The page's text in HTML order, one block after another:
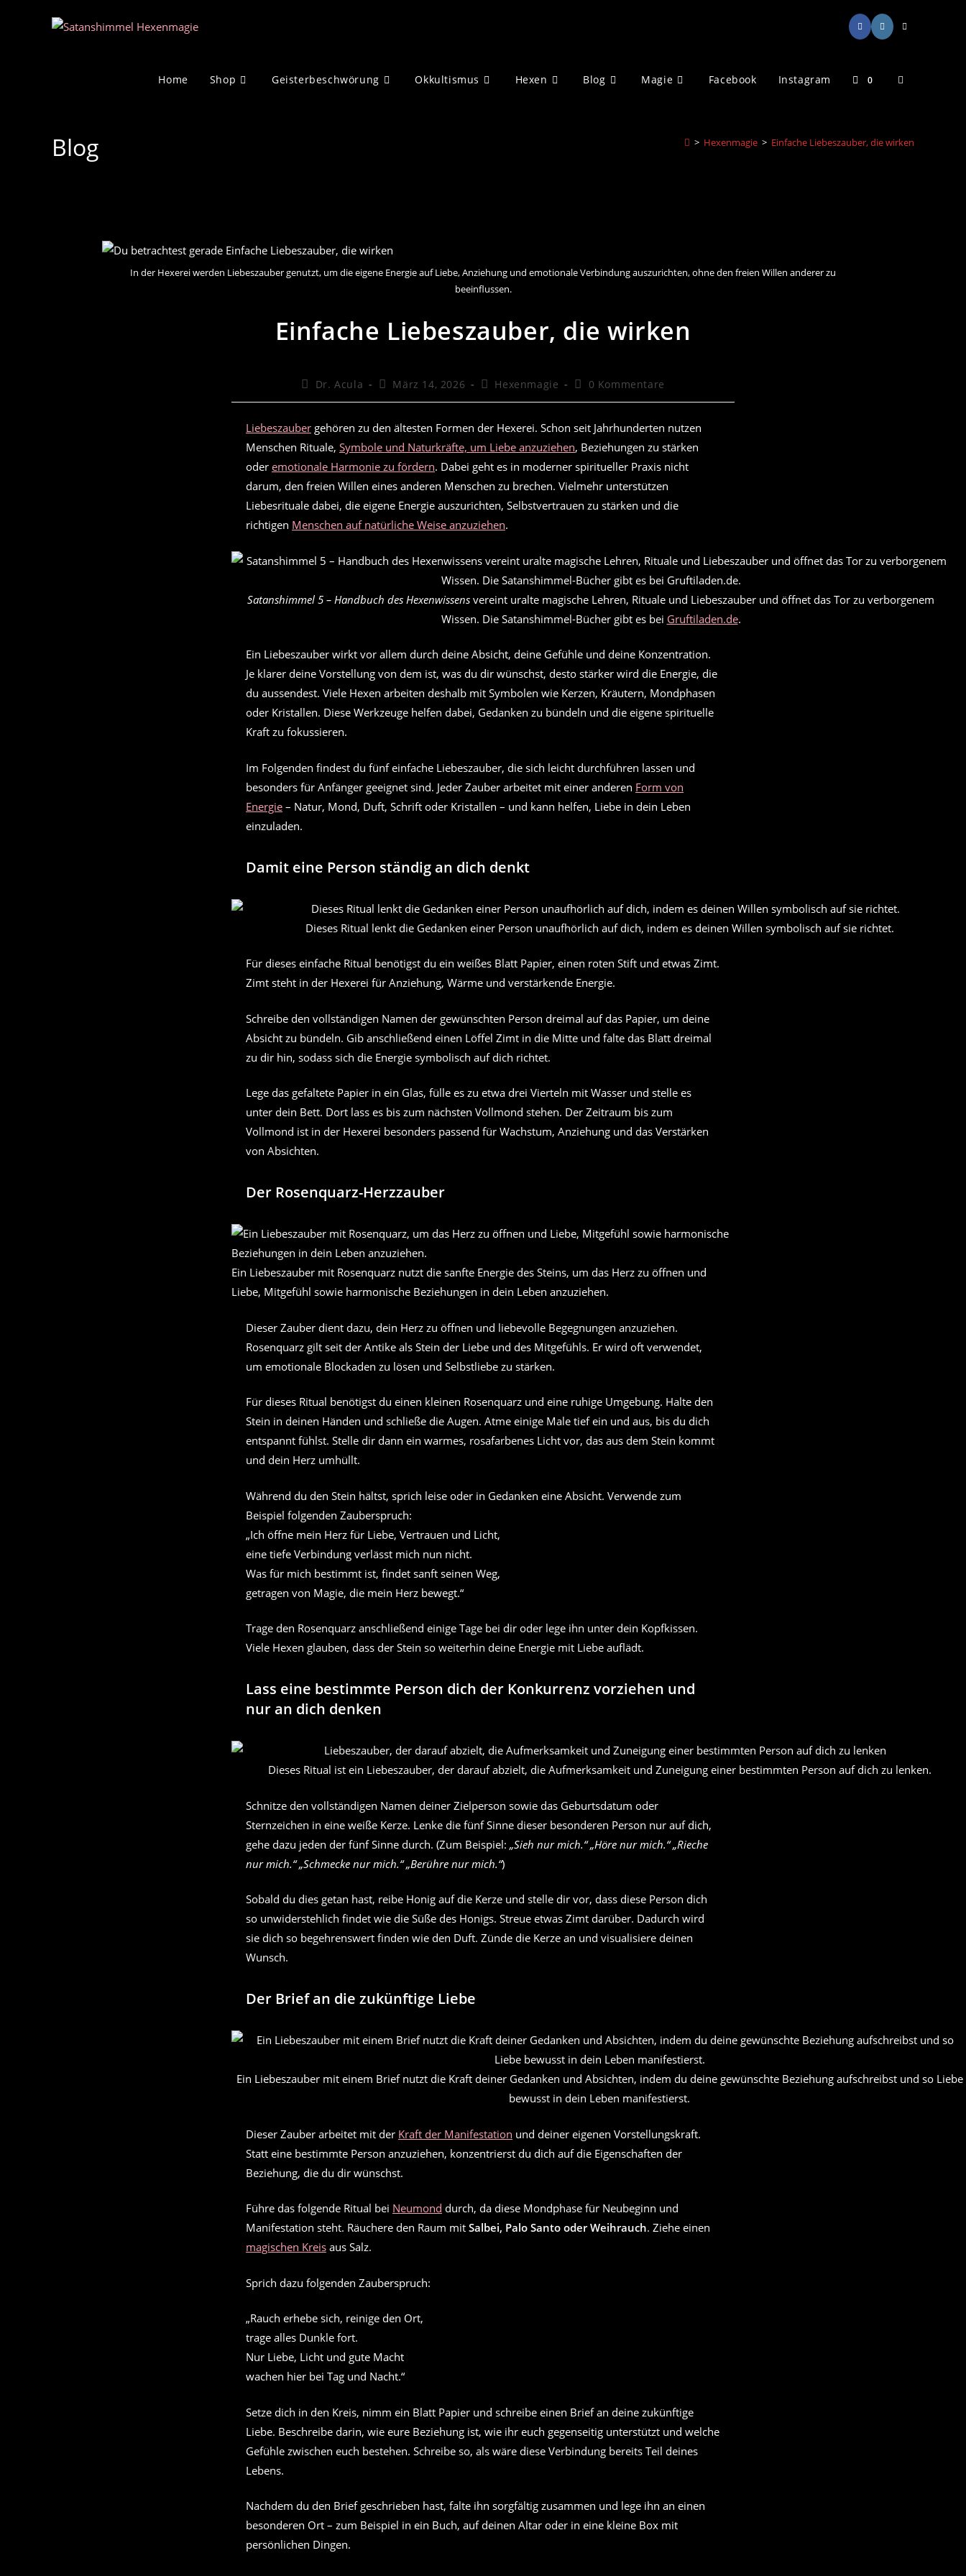
Home Shop Geisterbeschwörung Okkultismus Hexen Blog Magie Facebook Instagram 0 Website-
Blog > Hexenmagie > Einfache Liebeszauber, die wirken
In der Hexerei werden Liebeszauber genutzt, um die eigene Energie auf Liebe, Anziehung und emotionale Verbindung auszurichten, ohne den freien Willen anderer zu
beeinflussen.
Einfache Liebeszauber, die wirken
Beitrags-
Dr. Acula
Beitrag
März 14, 2026
Beitrags-
Hexenmagie
Beitrags-
0 Kommentare
Liebeszauber gehören zu den ältesten Formen der Hexerei. Schon seit Jahrhunderten nutzen
Menschen Rituale, Symbole und Naturkräfte, um Liebe anzuziehen, Beziehungen zu stärken
oder emotionale Harmonie zu fördern. Dabei geht es in moderner spiritueller Praxis nicht
darum, den freien Willen eines anderen Menschen zu brechen. Vielmehr unterstützen
Liebesrituale dabei, die eigene Energie auszurichten, Selbstvertrauen zu stärken und die
richtigen Menschen auf natürliche Weise anzuziehen.
Satanshimmel 5 – Handbuch des Hexenwissens vereint uralte magische Lehren, Rituale und Liebeszauber und öffnet das Tor zu verborgenem
Wissen. Die Satanshimmel-Bücher gibt es bei Gruftiladen.de.
Ein Liebeszauber wirkt vor allem durch deine Absicht, deine Gefühle und deine Konzentration.
Je klarer deine Vorstellung von dem ist, was du dir wünschst, desto stärker wird die Energie, die
du aussendest. Viele Hexen arbeiten deshalb mit Symbolen wie Kerzen, Kräutern, Mondphasen
oder Kristallen. Diese Werkzeuge helfen dabei, Gedanken zu bündeln und die eigene spirituelle
Kraft zu fokussieren.
Im Folgenden findest du fünf einfache Liebeszauber, die sich leicht durchführen lassen und
besonders für Anfänger geeignet sind. Jeder Zauber arbeitet mit einer anderen Form von
Energie – Natur, Mond, Duft, Schrift oder Kristallen – und kann helfen, Liebe in dein Leben
einzuladen.
Damit eine Person ständig an dich denkt
Dieses Ritual lenkt die Gedanken einer Person unaufhörlich auf dich, indem es deinen Willen symbolisch auf sie richtet.
Für dieses einfache Ritual benötigst du ein weißes Blatt Papier, einen roten Stift und etwas Zimt.
Zimt steht in der Hexerei für Anziehung, Wärme und verstärkende Energie.
Schreibe den vollständigen Namen der gewünschten Person dreimal auf das Papier, um deine
Absicht zu bündeln. Gib anschließend einen Löffel Zimt in die Mitte und falte das Blatt dreimal
zu dir hin, sodass sich die Energie symbolisch auf dich richtet.
Lege das gefaltete Papier in ein Glas, fülle es zu etwa drei Vierteln mit Wasser und stelle es
unter dein Bett. Dort lass es bis zum nächsten Vollmond stehen. Der Zeitraum bis zum
Vollmond ist in der Hexerei besonders passend für Wachstum, Anziehung und das Verstärken
von Absichten.
Der Rosenquarz-Herzzauber
Ein Liebeszauber mit Rosenquarz nutzt die sanfte Energie des Steins, um das Herz zu öffnen und
Liebe, Mitgefühl sowie harmonische Beziehungen in dein Leben anzuziehen.
Dieser Zauber dient dazu, dein Herz zu öffnen und liebevolle Begegnungen anzuziehen.
Rosenquarz gilt seit der Antike als Stein der Liebe und des Mitgefühls. Er wird oft verwendet,
um emotionale Blockaden zu lösen und Selbstliebe zu stärken.
Für dieses Ritual benötigst du einen kleinen Rosenquarz und eine ruhige Umgebung. Halte den
Stein in deinen Händen und schließe die Augen. Atme einige Male tief ein und aus, bis du dich
entspannt fühlst. Stelle dir dann ein warmes, rosafarbenes Licht vor, das aus dem Stein kommt
und dein Herz umhüllt.
Während du den Stein hältst, sprich leise oder in Gedanken eine Absicht. Verwende zum
Beispiel folgenden Zauberspruch:
„Ich öffne mein Herz für Liebe, Vertrauen und Licht,
eine tiefe Verbindung verlässt mich nun nicht.
Was für mich bestimmt ist, findet sanft seinen Weg,
getragen von Magie, die mein Herz bewegt.“
Trage den Rosenquarz anschließend einige Tage bei dir oder lege ihn unter dein Kopfkissen.
Viele Hexen glauben, dass der Stein so weiterhin deine Energie mit Liebe auflädt.
Lass eine bestimmte Person dich der Konkurrenz vorziehen und
nur an dich denken
Dieses Ritual ist ein Liebeszauber, der darauf abzielt, die Aufmerksamkeit und Zuneigung einer bestimmten Person auf dich zu lenken.
Schnitze den vollständigen Namen deiner Zielperson sowie das Geburtsdatum oder
Sternzeichen in eine weiße Kerze. Lenke die fünf Sinne dieser besonderen Person nur auf dich,
gehe dazu jeden der fünf Sinne durch. (Zum Beispiel: „Sieh nur mich.“ „Höre nur mich.“ „Rieche
nur mich.“ „Schmecke nur mich.“ „Berühre nur mich.“)
Sobald du dies getan hast, reibe Honig auf die Kerze und stelle dir vor, dass diese Person dich
so unwiderstehlich findet wie die Süße des Honigs. Streue etwas Zimt darüber. Dadurch wird
sie dich so begehrenswert finden wie den Duft. Zünde die Kerze an und visualisiere deinen
Wunsch.
Der Brief an die zukünftige Liebe
Ein Liebeszauber mit einem Brief nutzt die Kraft deiner Gedanken und Absichten, indem du deine gewünschte Beziehung aufschreibst und so Liebe
bewusst in dein Leben manifestierst.
Dieser Zauber arbeitet mit der Kraft der Manifestation und deiner eigenen Vorstellungskraft.
Statt eine bestimmte Person anzuziehen, konzentrierst du dich auf die Eigenschaften der
Beziehung, die du dir wünschst.
Führe das folgende Ritual bei Neumond durch, da diese Mondphase für Neubeginn und
Manifestation steht. Räuchere den Raum mit Salbei, Palo Santo oder Weihrauch. Ziehe einen
magischen Kreis aus Salz.
Sprich dazu folgenden Zauberspruch:
„Rauch erhebe sich, reinige den Ort,
trage alles Dunkle fort.
Nur Liebe, Licht und gute Macht
wachen hier bei Tag und Nacht.“
Setze dich in den Kreis, nimm ein Blatt Papier und schreibe einen Brief an deine zukünftige
Liebe. Beschreibe darin, wie eure Beziehung ist, wie ihr euch gegenseitig unterstützt und welche
Gefühle zwischen euch bestehen. Schreibe so, als wäre diese Verbindung bereits Teil deines
Lebens.
Nachdem du den Brief geschrieben hast, falte ihn sorgfältig zusammen und lege ihn an einen
besonderen Ort – zum Beispiel in ein Buch, auf deinen Altar oder in eine kleine Box mit
persönlichen Dingen.